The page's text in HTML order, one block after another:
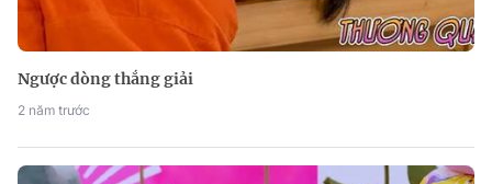
Ngược dòng thắng giải
2 năm trước